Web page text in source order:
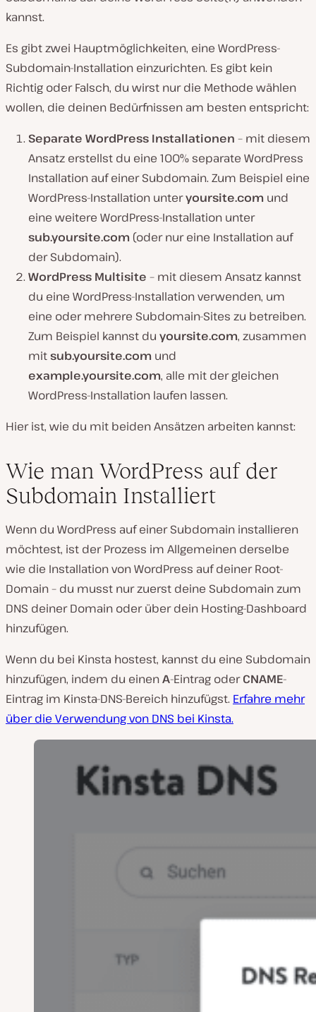
kannst.
Es gibt zwei Hauptmöglichkeiten, eine WordPress-
Subdomain-Installation einzurichten. Es gibt kein
Richtig oder Falsch, du wirst nur die Methode wählen
wollen, die deinen Bedürfnissen am besten entspricht:
Separate WordPress Installationen – mit diesem
Ansatz erstellst du eine 100% separate WordPress
Installation auf einer Subdomain. Zum Beispiel eine
WordPress-Installation unteryoursite.com und
eine weitere WordPress-Installation unter
sub.yoursite.com (oder nur eine Installation auf
der Subdomain).
WordPress Multisite – mit diesem Ansatz kannst
du eine WordPress-Installation verwenden, um
eine oder mehrere Subdomain-Sites zu betreiben.
Zum Beispiel kannst du yoursite.com, zusammen
mitsub.yoursite.com und
example.yoursite.com, alle mit der gleichen
WordPress-Installation laufen lassen.
Hier ist, wie du mit beiden Ansätzen arbeiten kannst:
Wie man WordPress auf der
Subdomain Installiert
Wenn du WordPress auf einer Subdomain installieren
möchtest, ist der Prozess im Allgemeinen derselbe
wie die Installation von WordPress auf deiner Root-
Domain – du musst nur zuerst deine Subdomain zum
DNS deiner Domain oder über dein Hosting-Dashboard
hinzufügen.
Wenn du bei Kinsta hostest, kannst du eine Subdomain
hinzufügen, indem du einenA-Eintrag oderCNAME-
Eintrag im Kinsta-DNS-Bereich hinzufügst. Erfahre mehr
über die Verwendung von DNS bei Kinsta.